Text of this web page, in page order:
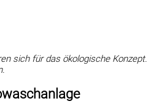
sich für das ökologische